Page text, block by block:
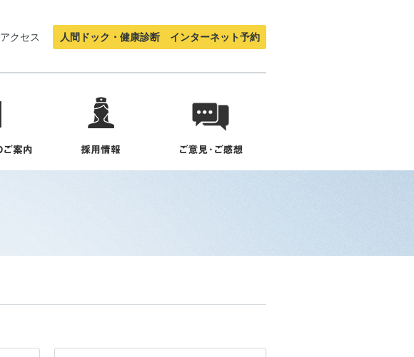
アクセス 人間ドック・健康診断 インターネット予約